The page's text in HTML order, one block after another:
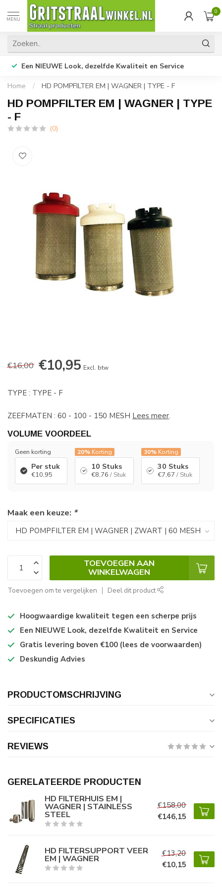
MENU
0
Een NIEUWE Look, dezelfde Kwaliteit en Service
Home / HD POMPFILTER EM | WAGNER | TYPE - F
HD POMPFILTER EM | WAGNER | TYPE
- F
(0)
€16,00 €10,95 Excl. btw
TYPE : TYPE - F
ZEEFMATEN : 60 - 100 - 150 MESH Lees meer.
VOLUME VOORDEEL
Geen korting
Per stuk
€10,95
20% Korting
10 Stuks
€8,76 / Stuk
30%Korting
30 Stuks
€7,67 / Stuk
Maak een keuze: *
TOEVOEGEN AAN
WINKELWAGEN
Toevoegen om te vergelijken Deel dit product
Hoogwaardige kwaliteit tegen een scherpe prijs
Een NIEUWE Look, dezelfde Kwaliteit en Service
Gratis levering boven €100 (lees de voorwaarden)
Deskundig Advies
PRODUCTOMSCHRIJVING
SPECIFICATIES
REVIEWS
GERELATEERDE PRODUCTEN
HD FILTERHUIS EM |
WAGNER | STAINLESS
STEEL
€158,00
€146,15
HD FILTERSUPPORT VEER
EM | WAGNER
€13,20
€10,15